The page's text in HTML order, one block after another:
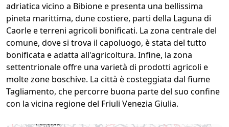
adriatica vicino a Bibione e presenta una bellissima
pineta marittima, dune costiere, parti della Laguna di
Caorle e terreni agricoli bonificati. La zona centrale del
comune, dove si trova il capoluogo, è stata del tutto
bonificata e adatta all'agricoltura. Infine, la zona
settentrionale offre una varietà di prodotti agricoli e
molte zone boschive. La città è costeggiata dal fiume
Tagliamento, che percorre buona parte del suo confine
con la vicina regione del Friuli Venezia Giulia.